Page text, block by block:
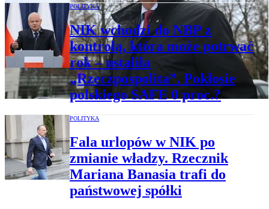
POLITYKA
NIK wchodzi do NBP z
kontrolą, która może potrwać
rok – ustaliła
„Rzeczpospolita”. Pokłosie
polskiego SAFE 0 proc.?
POLITYKA
Fala urlopów w NIK po
zmianie władzy. Rzecznik
Mariana Banasia trafi do
państwowej spółki